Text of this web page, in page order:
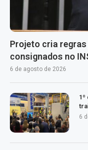
Projeto cria
consignados no
6 de agosto de 2026
6